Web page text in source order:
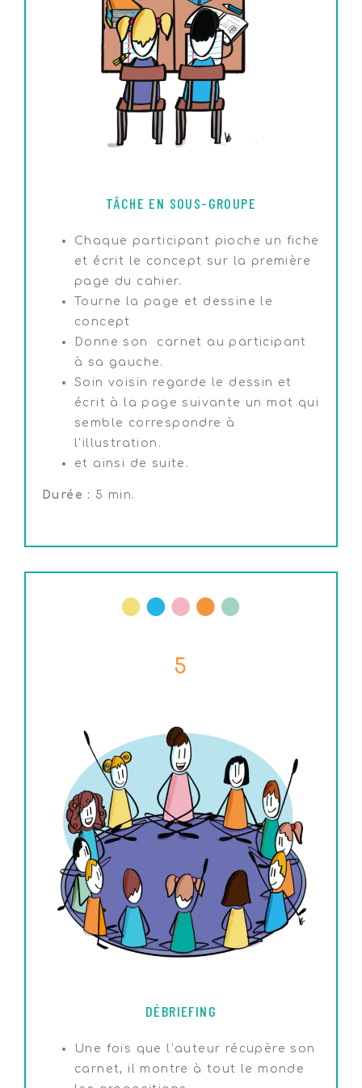
TÂCHE EN SOUS-GROUPE
Chaque participant pioche un fiche
et écrit le concept sur la première
page du cahier.
Tourne la page et dessine le
concept
Donne son carnet au participant
à sa gauche.
Soin voisin regarde le dessin et
écrit à la page suivante un mot qui
semble correspondre à
l’illustration.
et ainsi de suite.
Durée : 5 min.
5
DÉBRIEFING
Une fois que l’auteur récupère son
carnet, il montre à tout le monde